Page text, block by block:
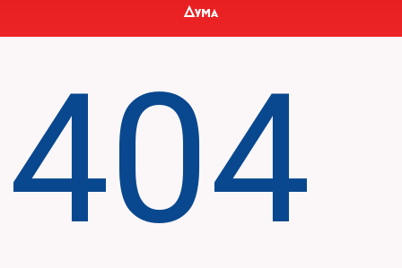
Дума
404